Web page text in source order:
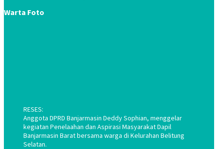
Warta Foto
RESES:
Anggota DPRD Banjarmasin Deddy Sophian, menggelar
kegiatan Penelaahan dan Aspirasi Masyarakat Dapil
Banjarmasin Barat bersama warga di Kelurahan Belitung
Selatan.